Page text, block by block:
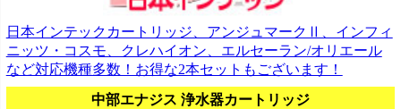
日本インテックカートリッジ、アンジュマークⅡ、インフィ
ニッツ・コスモ、クレハイオン、エルセーラン/オリエール
など対応機種多数！お得な2本セットもございます！
中部エナジス 浄水器カートリッジ